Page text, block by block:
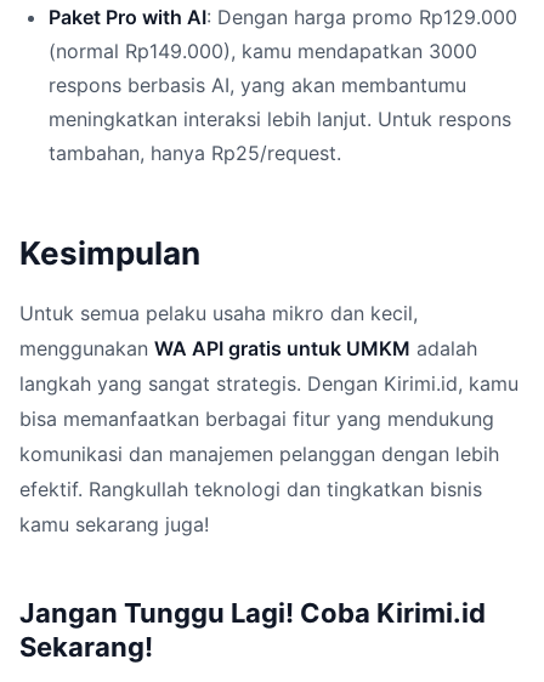
Paket Pro with AI: Dengan harga promo Rp129.000
(normal Rp149.000), kamu mendapatkan 3000
respons berbasis AI, yang akan membantumu
meningkatkan interaksi lebih lanjut. Untuk respons
tambahan, hanya Rp25/request.
Kesimpulan
Untuk semua pelaku usaha mikro dan kecil,
menggunakan WA API gratis untuk UMKM adalah
langkah yang sangat strategis. Dengan Kirimi.id, kamu
bisa memanfaatkan berbagai fitur yang mendukung
komunikasi dan manajemen pelanggan dengan lebih
efektif. Rangkullah teknologi dan tingkatkan bisnis
kamu sekarang juga!
Jangan Tunggu Lagi! Coba Kirimi.id
Sekarang!